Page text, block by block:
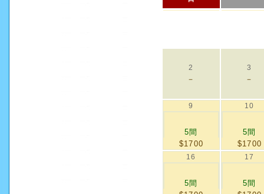
2
－
3
－
9
5間
$1700
10
5間
$1700
16
5間
17
5間